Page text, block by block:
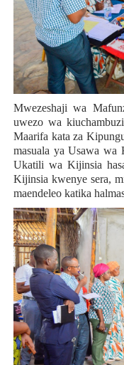
Mwezeshaji wa
uwezo wa
Maarifa kata za
masuala ya Usawa wa
Ukatili wa Kijinsia
Kijinsia kwenye sera,
maendeleo katika